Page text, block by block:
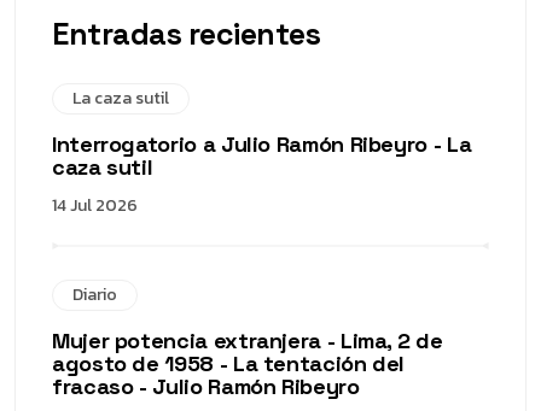
Entradas recientes
La caza sutil
Interrogatorio a Julio Ramón Ribeyro - La
caza sutil
14 Jul 2026
Diario
Mujer potencia extranjera - Lima, 2 de
agosto de 1958 - La tentación del
fracaso - Julio Ramón Ribeyro